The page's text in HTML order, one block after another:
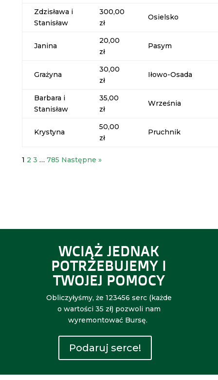
Zdzisława i
Stanisław
300,00
zł
Osielsko
Janina
20,00
zł
Pasym
Grażyna
30,00
zł
Iłowo-Osada
Barbara i
Stanisław
35,00
zł
Września
Krystyna
50,00
zł
Pruchnik
1 2 3 … 785 Następne »
WCIĄŻ JEDNAK
POTRZEBUJEMY I
TWOJEJ POMOCY
Obliczyłyśmy, że 123456 serc (każde
o wartości 35 zł) pozwoli nam
wyremontować Bursę.
Podaruj serce!